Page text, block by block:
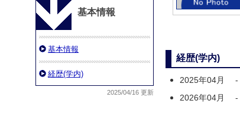
基本情報
基本情報
経歴(学内)
2025/04/16 更新
経歴(学内)
2025年04月 -
2026年04月
-